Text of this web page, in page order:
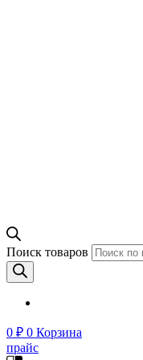
Поиск товаров
0 ₽ 0 Корзина
прайс